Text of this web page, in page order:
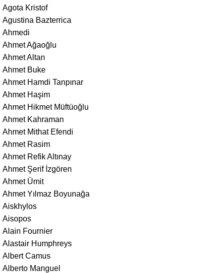
Agota Kristof
Agustina Bazterrica
Ahmedi
Ahmet Ağaoğlu
Ahmet Altan
Ahmet Buke
Ahmet Hamdi Tanpınar
Ahmet Haşim
Ahmet Hikmet Müftüoğlu
Ahmet Kahraman
Ahmet Mithat Efendi
Ahmet Rasim
Ahmet Refik Altınay
Ahmet Şerif İzgören
Ahmet Ümit
Ahmet Yılmaz Boyunağa
Aiskhylos
Aisopos
Alain Fournier
Alastair Humphreys
Albert Camus
Alberto Manguel